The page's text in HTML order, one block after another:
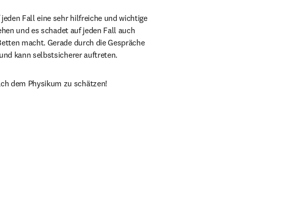
Fall eine sehr hilfreiche und wichtige
und es schadet auf jeden Fall auch
macht. Gerade durch die Gespräche
kann selbstsicherer auftreten.
dem Physikum zu schätzen!